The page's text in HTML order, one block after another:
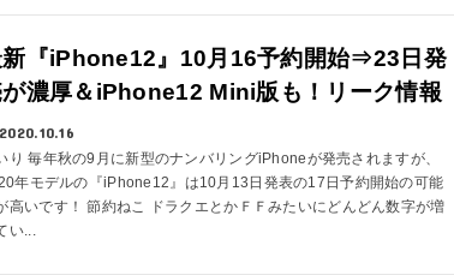
『iPhone12』10月16予約開始⇒23日発
濃厚＆iPhone12 Mini版も！リーク情報
2020.10.16
り 毎年秋の9月に新型のナンバリングiPhoneが発売されますが、
年モデルの『iPhone12』は10月13日発表の17日予約開始の可能
高いです！ 節約ねこ ドラクエとかＦＦみたいにどんどん数字が増
い...